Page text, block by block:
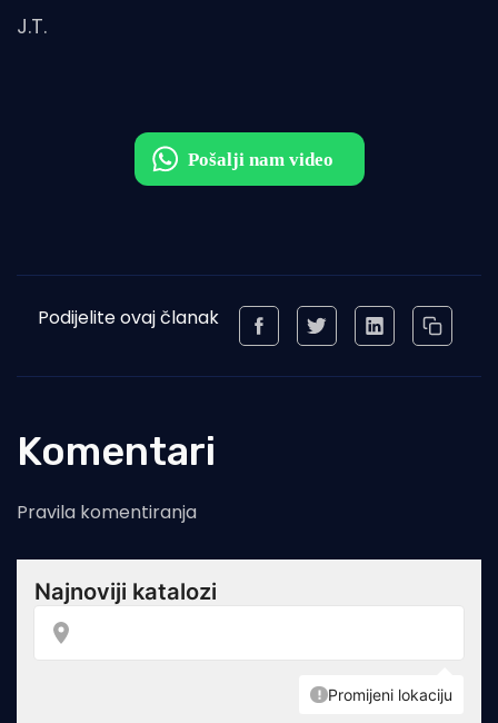
J.T.
Podijelite ovaj članak
Komentari
Pravila komentiranja